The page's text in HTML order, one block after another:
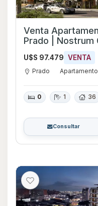
Venta
Prado | Nostrum
U$S 97.479 VENTA
Prado Apartamento
0 1 36
Consultar